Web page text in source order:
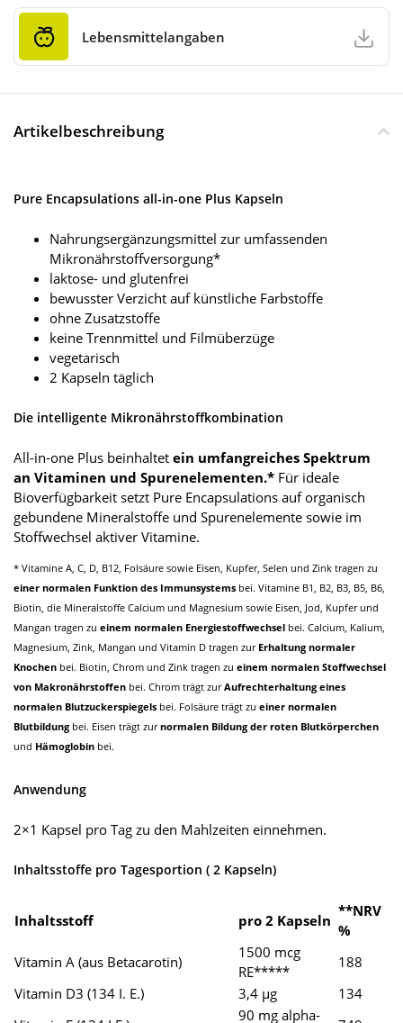
Lebensmittelangaben
Artikelbeschreibung
Pure Encapsulations all-in-one Plus Kapseln
Nahrungsergänzungsmittel zur umfassenden
Mikronährstoffversorgung*
laktose- und glutenfrei
bewusster Verzicht auf künstliche Farbstoffe
ohne Zusatzstoffe
keine Trennmittel und Filmüberzüge
vegetarisch
2 Kapseln täglich
Die intelligente Mikronährstoffkombination
All-in-one Plus beinhaltet ein umfangreiches Spektrum
an Vitaminen und Spurenelementen.* Für ideale
Bioverfügbarkeit setzt Pure Encapsulations auf organisch
gebundene Mineralstoffe und Spurenelemente sowie im
Stoffwechsel aktiver Vitamine.
* Vitamine A, C, D, B12, Folsäure sowie Eisen, Kupfer, Selen und Zink tragen zu
einer normalen Funktion des Immunsystems bei. Vitamine B1, B2, B3, B5, B6,
Biotin, die Mineralstoffe Calcium und Magnesium sowie Eisen, Jod, Kupfer und
Mangan tragen zu einem normalen Energiestoffwechsel bei. Calcium, Kalium,
Magnesium, Zink, Mangan und Vitamin D tragen zur Erhaltung normaler
Knochen bei. Biotin, Chrom und Zink tragen zu einem normalen Stoffwechsel
von Makronährstoffen bei. Chrom trägt zurAufrechterhaltung eines
normalen Blutzuckerspiegels bei. Folsäure trägt zu einer normalen
Blutbildung bei. Eisen trägt zurnormalen Bildung der roten Blutkörperchen
und Hämoglobin bei.
Anwendung
2×1 Kapsel pro Tag zu den Mahlzeiten einnehmen.
Inhaltsstoffe pro Tagesportion ( 2 Kapseln)
Inhaltsstoff pro 2 Kapseln
**NRV
%
Vitamin A (aus Betacarotin)
1500 mcg
RE*****
188
Vitamin D3 (134 I. E.)
3,4 µg
134
90 mg alpha-